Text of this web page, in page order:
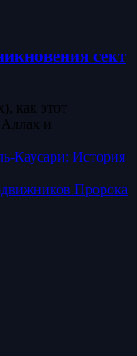
сект
как этот
и
Каусари: История
Пророка